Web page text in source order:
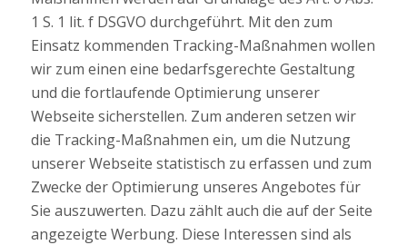
1 S. 1 lit. f DSGVO durchgeführt. Mit den zum
Einsatz kommenden Tracking-Maßnahmen wollen
wir zum einen eine bedarfsgerechte Gestaltung
und die fortlaufende Optimierung unserer
Webseite sicherstellen. Zum anderen setzen wir
die Tracking-Maßnahmen ein, um die Nutzung
unserer Webseite statistisch zu erfassen und zum
Zwecke der Optimierung unseres Angebotes für
Sie auszuwerten. Dazu zählt auch die auf der Seite
angezeigte Werbung. Diese Interessen sind als